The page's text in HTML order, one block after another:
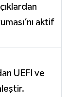
aktif
UEFI ve